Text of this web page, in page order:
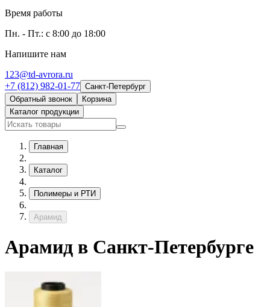
Время работы
Пн. - Пт.: с 8:00 до 18:00
Напишите нам
123@td-avrora.ru
+7 (812) 982-01-77 Санкт-Петербург
Обратный звонок
Корзина
Каталог продукции
Главная
Каталог
Полимеры и РТИ
Арамид
Арамид в Санкт-Петербурге